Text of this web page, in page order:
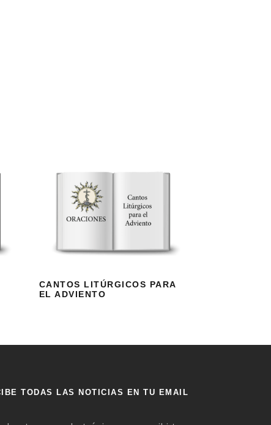
CANTOS
LITÚRGICOS PARA
CANTOS LITÚRGICOS PARA
EL ADVIENTO
TODAS LAS NOTICIAS EN TU EMAIL